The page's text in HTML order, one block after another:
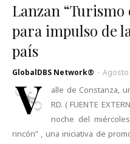
Lanzan
para impulso de
país
GlobalDBS Network® - Agosto
V
alle de Constanza,
RD. ( FUENTE
noche del
rincón” , una iniciativa de